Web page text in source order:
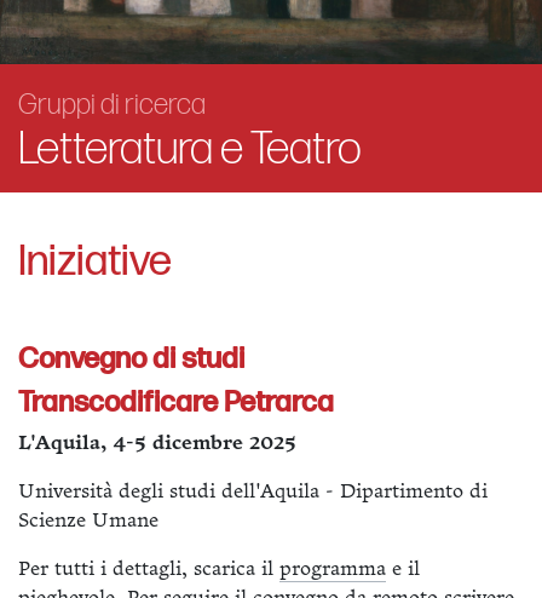
Gruppi di ricerca
Letteratura e Teatro
Iniziative
Convegno di studi
Transcodificare Petrarca
L'Aquila, 4-5 dicembre 2025
Università degli studi dell'Aquila - Dipartimento di
Scienze Umane
Per tutti i dettagli, scarica il programma e il